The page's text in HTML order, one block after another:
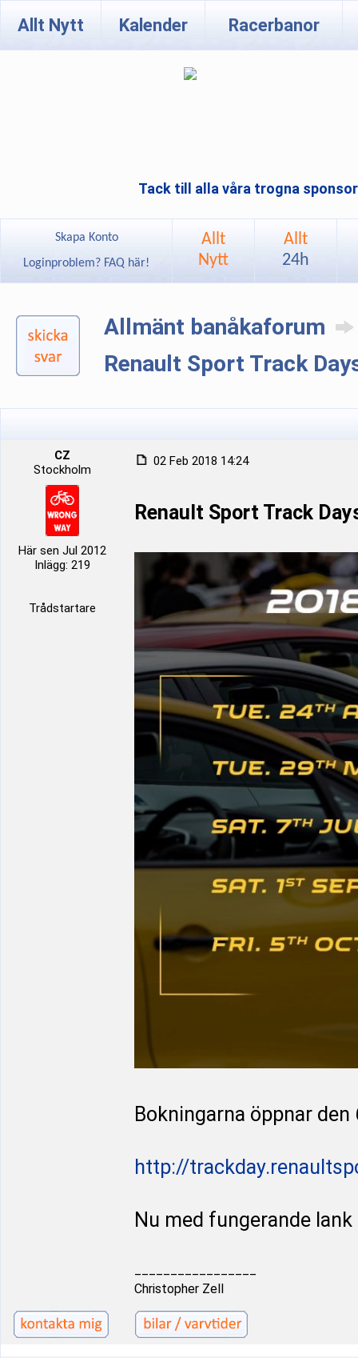
Allt Nytt Kalender Racerbanor
Tack till alla våra trogna
Skapa Konto
Loginproblem? FAQ här!
Allt
Nytt
Allt
24h
Allmänt banåkaforum
Renault Sport Track
CZ
Stockholm
Här sen Jul 2012
Inlägg: 219
Trådstartare
02 Feb 2018 14:24
Renault Sport Track
Bokningarna öppnar
http://
Nu med fungerande lank
Christopher Zell